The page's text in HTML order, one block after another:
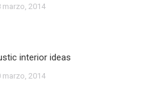
marzo, 2014
interior ideas
marzo, 2014